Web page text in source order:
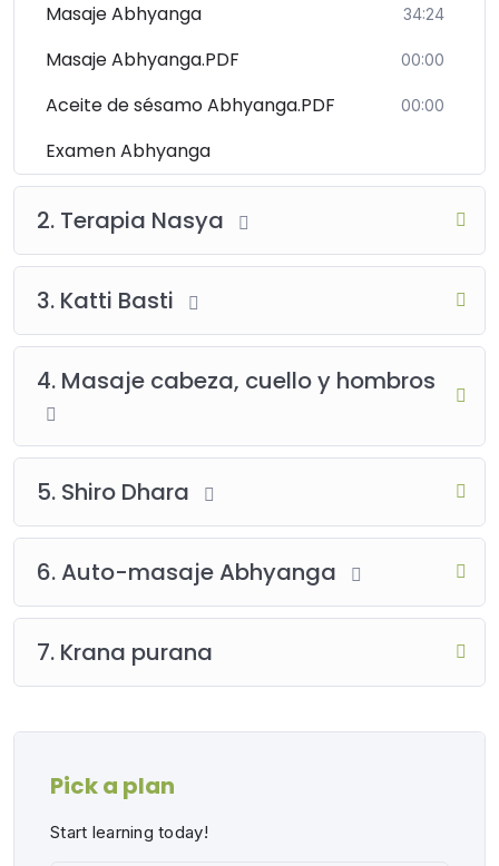
Masaje Abhyanga 34:24
Masaje Abhyanga.PDF 00:00
Aceite de sésamo Abhyanga.PDF 00:00
Examen Abhyanga
2. Terapia Nasya
3. Katti Basti
4. Masaje cabeza, cuello y hombros
5. Shiro Dhara
6. Auto-masaje Abhyanga
7. Krana purana
Pick a plan
Start learning today!